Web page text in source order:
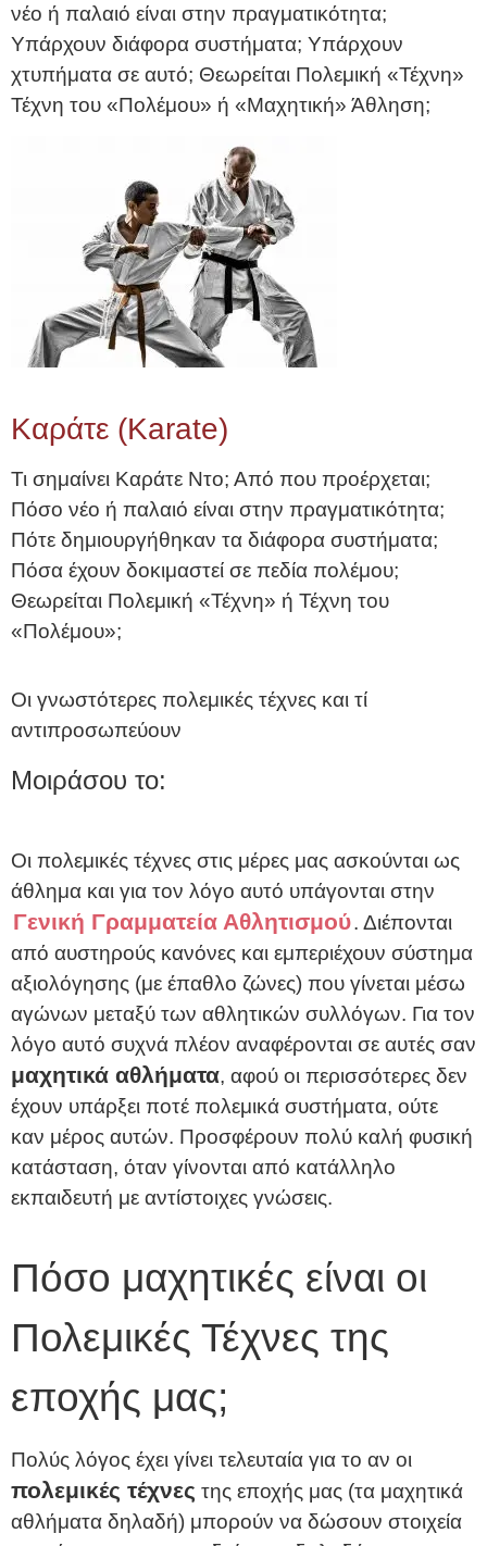
νέο ή παλαιό είναι στην πραγματικότητα;
Υπάρχουν διάφορα συστήματα; Υπάρχουν
χτυπήματα σε αυτό; Θεωρείται Πολεμική «Τέχνη»
Τέχνη του «Πολέμου» ή «Μαχητική» Άθληση;
Καράτε (Karate)
Τι σημαίνει Καράτε Ντο; Από που προέρχεται;
Πόσο νέο ή παλαιό είναι στην πραγματικότητα;
Πότε δημιουργήθηκαν τα διάφορα συστήματα;
Πόσα έχουν δοκιμαστεί σε πεδία πολέμου;
Θεωρείται Πολεμική «Τέχνη» ή Τέχνη του
«Πολέμου»;
Οι γνωστότερες πολεμικές τέχνες και τί
αντιπροσωπεύουν
Μοιράσου το:
Οι πολεμικές τέχνες στις μέρες μας ασκούνται ως
άθλημα και για τον λόγο αυτό υπάγονται στην
Γενική Γραμματεία Αθλητισμού. Διέπονται
από αυστηρούς κανόνες και εμπεριέχουν σύστημα
αξιολόγησης (με έπαθλο ζώνες) που γίνεται μέσω
αγώνων μεταξύ των αθλητικών συλλόγων. Για τον
λόγο αυτό συχνά πλέον αναφέρονται σε αυτές σαν
μαχητικά αθλήματα, αφού οι περισσότερες δεν
έχουν υπάρξει ποτέ πολεμικά συστήματα, ούτε
καν μέρος αυτών. Προσφέρουν πολύ καλή φυσική
κατάσταση, όταν γίνονται από κατάλληλο
εκπαιδευτή με αντίστοιχες γνώσεις.
Πόσο μαχητικές είναι οι
Πολεμικές Τέχνες της
εποχής μας;
Πολύς λόγος έχει γίνει τελευταία για το αν οι
πολεμικές τέχνες της εποχής μας (τα μαχητικά
αθλήματα δηλαδή) μπορούν να δώσουν στοιχεία